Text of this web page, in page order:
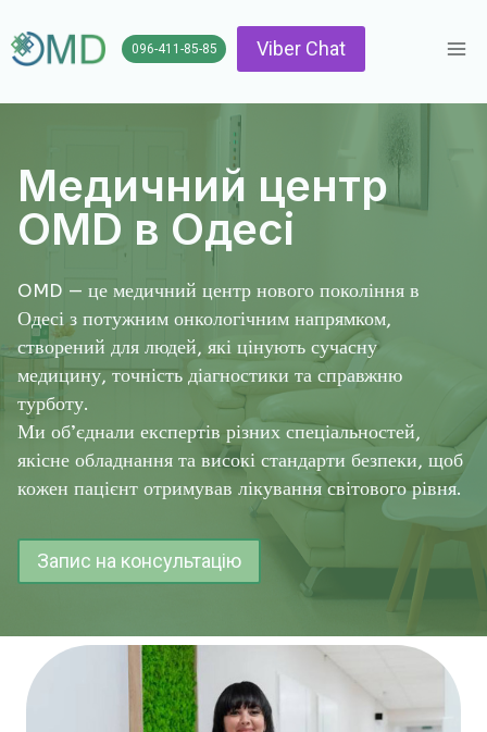
до
вмісту
096-411-85-85 Viber Chat
Медичний центр
OMD в Одесі
OMD — це медичний центр нового покоління в
Одесі з потужним онкологічним напрямком,
створений для людей, які цінують сучасну
медицину, точність діагностики та справжню
турботу.
Ми об’єднали експертів різних спеціальностей,
якісне обладнання та високі стандарти безпеки, щоб
кожен пацієнт отримував лікування світового рівня.
Запис на консультацію